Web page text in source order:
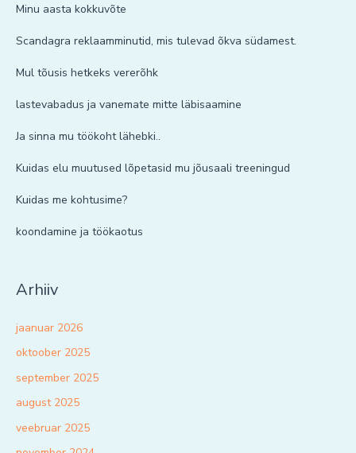
Minu aasta kokkuvõte
Scandagra reklaamminutid, mis tulevad õkva südamest.
Mul tõusis hetkeks vererõhk
lastevabadus ja vanemate mitte läbisaamine
Ja sinna mu töökoht lähebki..
Kuidas elu muutused lõpetasid mu jõusaali treeningud
Kuidas me kohtusime?
koondamine ja töökaotus
Arhiiv
jaanuar 2026
oktoober 2025
september 2025
august 2025
veebruar 2025